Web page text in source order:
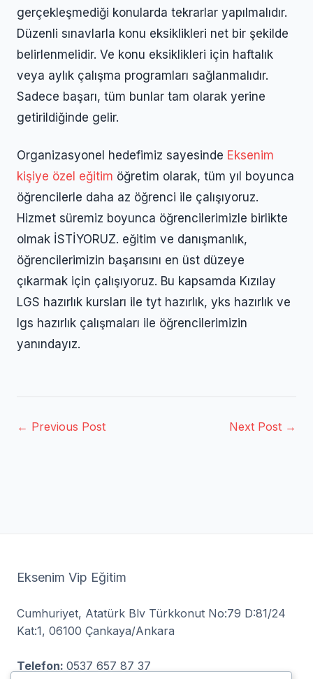
gerçekleşmediği konularda tekrarlar yapılmalıdır.
Düzenli sınavlarla konu eksiklikleri net bir şekilde
belirlenmelidir. Ve konu eksiklikleri için haftalık
veya aylık çalışma programları sağlanmalıdır.
Sadece başarı, tüm bunlar tam olarak yerine
getirildiğinde gelir.
Organizasyonel hedefimiz sayesinde Eksenim
kişiye özel eğitim öğretim olarak, tüm yıl boyunca
öğrencilerle daha az öğrenci ile çalışıyoruz.
Hizmet süremiz boyunca öğrencilerimizle birlikte
olmak İSTİYORUZ. eğitim ve danışmanlık,
öğrencilerimizin başarısını en üst düzeye
çıkarmak için çalışıyoruz. Bu kapsamda Kızılay
LGS hazırlık kursları ile tyt hazırlık, yks hazırlık ve
lgs hazırlık çalışmaları ile öğrencilerimizin
yanındayız.
← Previous Post Next Post →
Eksenim Vip Eğitim
Cumhuriyet, Atatürk Blv Türkkonut No:79 D:81/24
Kat:1, 06100 Çankaya/Ankara
Telefon: 0537 657 87 37